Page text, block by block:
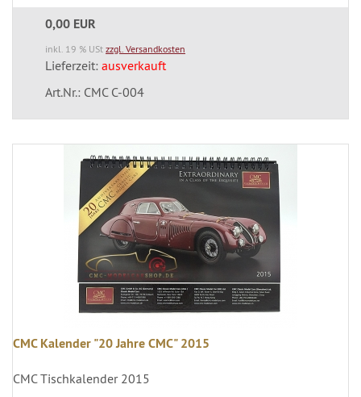
0,00 EUR
inkl. 19 % USt zzgl. Versandkosten
Lieferzeit: ausverkauft
Art.Nr.: CMC C-004
CMC Kalender "20 Jahre CMC" 2015
CMC Tischkalender 2015